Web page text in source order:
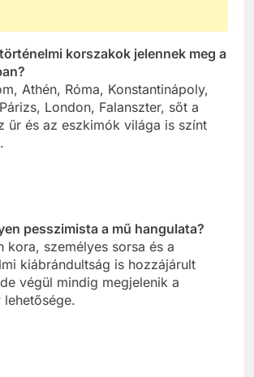
korszakok jelennek meg a
Athén, Róma, Konstantinápoly,
London, Falanszter, sőt a
űr és az eszkimók világa is színt
pesszimista a mű hangulata?
kora, személyes sorsa és a
kiábrándultság is hozzájárult
végül mindig megjelenik a
lehetősége.